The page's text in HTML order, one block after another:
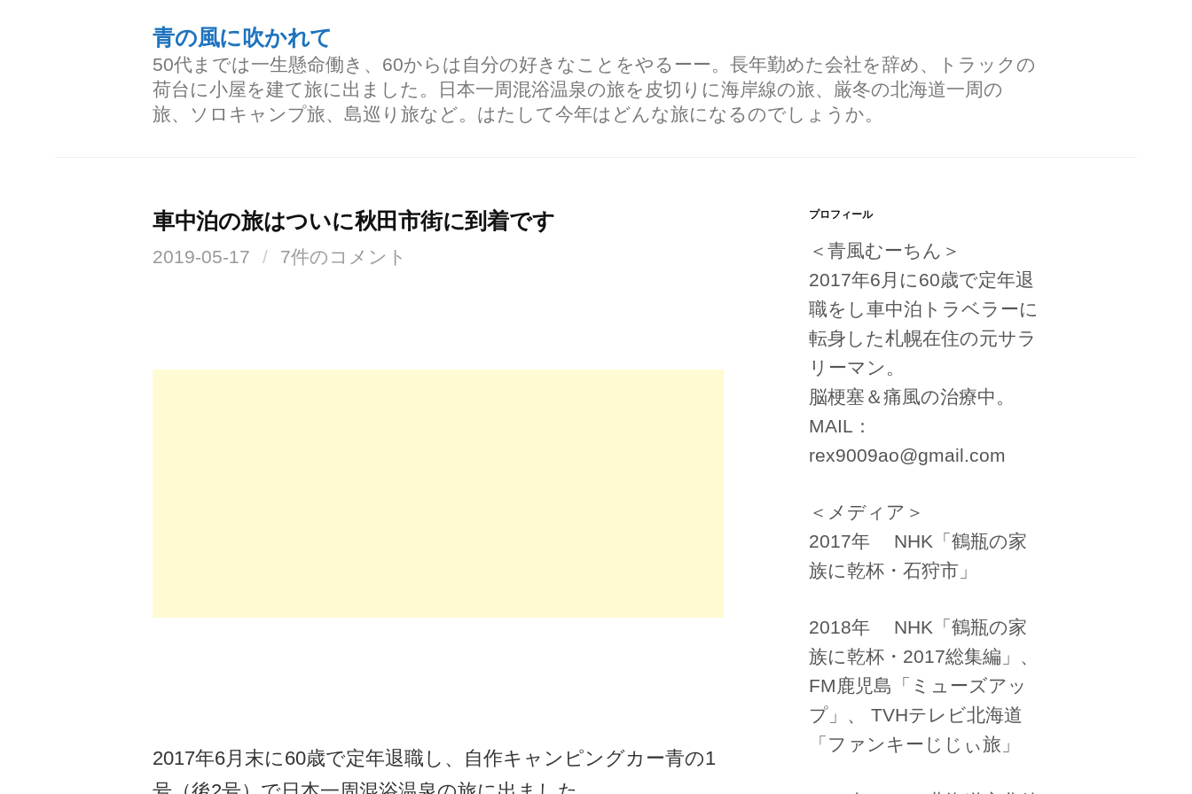
青の風に吹かれて
50代までは一生懸命働き、60からは自分の好きなことをやるーー。長年勤めた会社を辞め、トラックの
荷台に小屋を建て旅に出ました。日本一周混浴温泉の旅を皮切りに海岸線の旅、厳冬の北海道一周の
旅、ソロキャンプ旅、島巡り旅など。はたして今年はどんな旅になるのでしょうか。
車中泊の旅はついに秋田市街に到着です
2019-05-17 / 7件のコメント
2017年6月末に60歳で定年退職し、自作キャンピングカー青の1
プロフィール
＜青風むーちん＞
2017年6月に60歳で定年退
職をし車中泊トラベラーに
転身した札幌在住の元サラ
リーマン。
脳梗塞＆痛風の治療中。
MAIL：
rex9009ao@gmail.com
＜メディア＞
2017年 NHK「鶴瓶の家
族に乾杯・石狩市」
2018年 NHK「鶴瓶の家
族に乾杯・2017総集編」、
FM鹿児島「ミューズアッ
プ」、 TVHテレビ北海道
「ファンキーじじぃ旅」